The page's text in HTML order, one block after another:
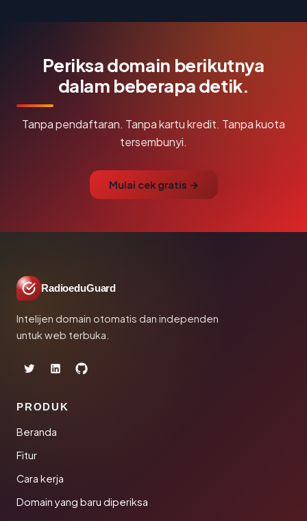
Periksa domain berikutnya
dalam beberapa detik.
Tanpa pendaftaran. Tanpa kartu kredit. Tanpa kuota
tersembunyi.
Mulai cek gratis →
RadioeduGuard
Intelijen domain otomatis dan independen
untuk web terbuka.
PRODUK
Beranda
Fitur
Cara kerja
Domain yang baru diperiksa